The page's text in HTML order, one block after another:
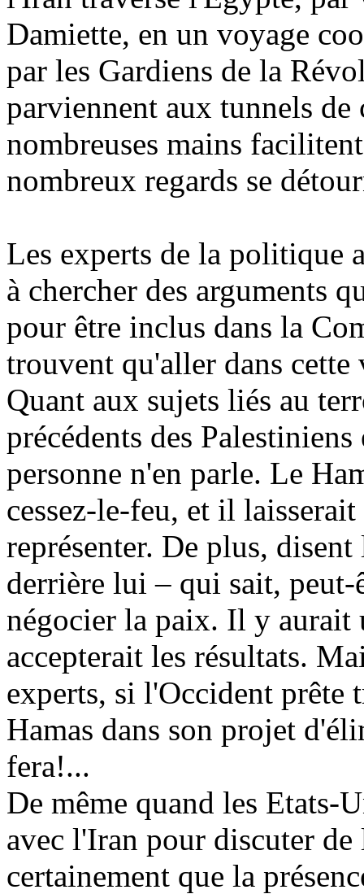
Damiette, en un voyage
par les Gardiens de la
parviennent aux tunnels de
nombreuses mains
nombreux regards se
Les experts de la politique
à chercher des arguments
pour être inclus dans la
trouvent qu'aller dans
Quant aux sujets liés au
précédents des
personne n'en parle. Le
cessez-le-feu, et il
représenter. De plus,
derrière lui – qui sait, peut-
négocier la paix. Il y aurait
accepterait les résultats.
experts, si l'Occident prête
Hamas dans son projet
fera!...
De même quand les Etats-
avec l'Iran pour discuter
certainement que la